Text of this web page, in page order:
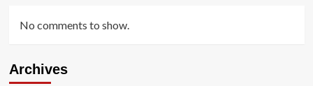
No comments to show.
Archives